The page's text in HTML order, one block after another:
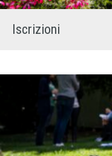
Iscrizioni